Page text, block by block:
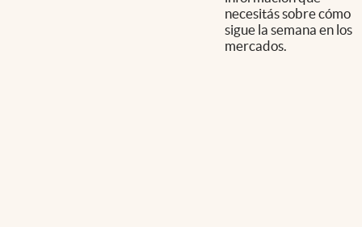
necesitás sobre cómo
sigue la semana en los
mercados.